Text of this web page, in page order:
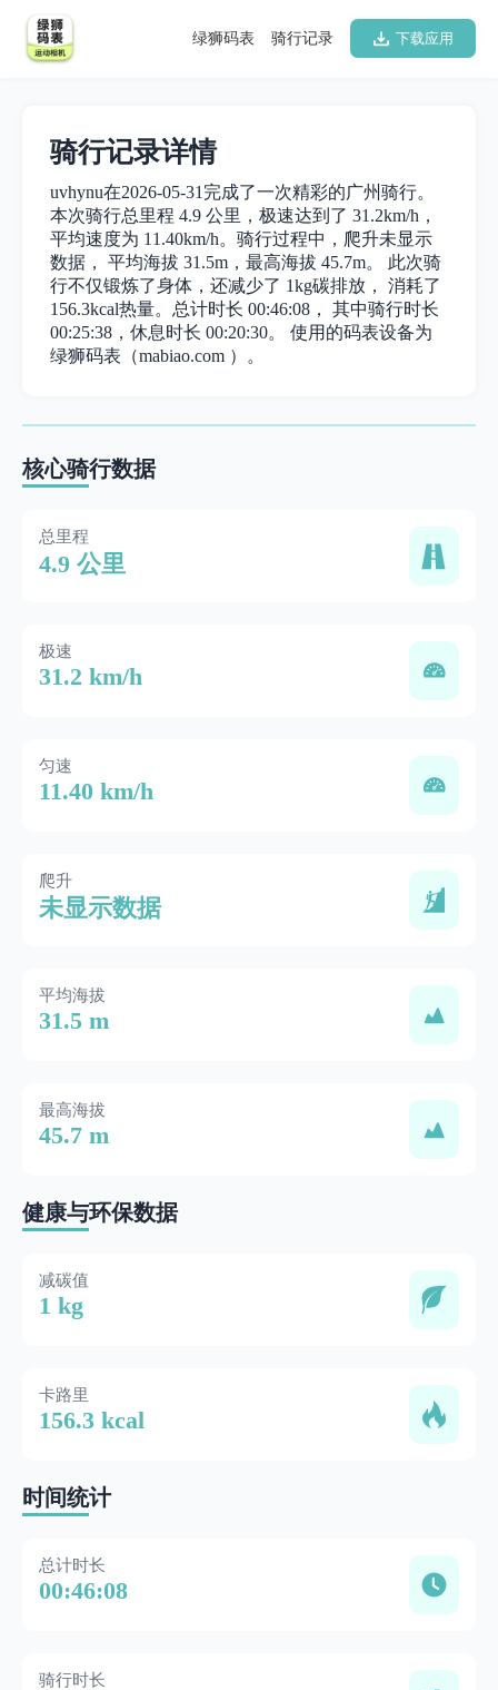
下载应用
骑行记录
绿狮码表
骑行记录详情
uvhynu在2026-05-31完成了一次精彩的广州骑行。
本次骑行总里程 4.9 公里，极速达到了 31.2km/h，
平均速度为 11.40km/h。骑行过程中，爬升未显示
数据， 平均海拔 31.5m，最高海拔 45.7m。 此次骑
行不仅锻炼了身体，还减少了 1kg碳排放， 消耗了
156.3kcal热量。总计时长 00:46:08， 其中骑行时长
00:25:38，休息时长 00:20:30。 使用的码表设备为
绿狮码表（mabiao.com ）。
核心骑行数据
总里程
4.9 公里
极速
31.2 km/h
匀速
11.40 km/h
爬升
未显示数据
平均海拔
31.5 m
最高海拔
45.7 m
健康与环保数据
减碳值
1 kg
卡路里
156.3 kcal
时间统计
总计时长
00:46:08
骑行时长